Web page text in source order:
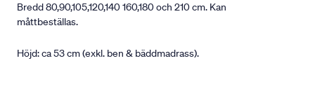
Bredd 80,90,105,120,140 160,180 och 210 cm. Kan
måttbeställas.
Höjd: ca 53 cm (exkl. ben & bäddmadrass).